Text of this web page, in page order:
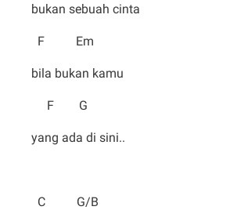
bukan sebuah cinta
F Em
bila bukan kamu
F G
yang ada di sini..
C G/B